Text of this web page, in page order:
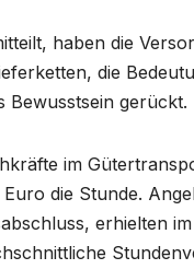
haben die
die
gerückt.
im
die Stunde.
erhielten